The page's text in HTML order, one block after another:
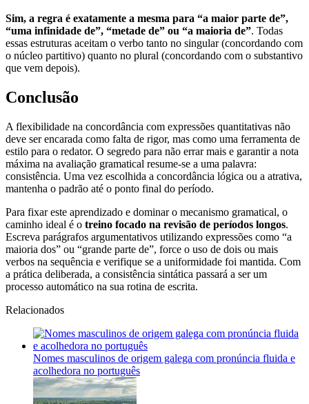
Sim, a regra é exatamente a mesma para “a maior parte de”,
“uma infinidade de”, “metade de” ou “a maioria de”. Todas
essas estruturas aceitam o verbo tanto no singular (concordando com
o núcleo partitivo) quanto no plural (concordando com o substantivo
que vem depois).
Conclusão
A flexibilidade na concordância com expressões quantitativas não
deve ser encarada como falta de rigor, mas como uma ferramenta de
estilo para o redator. O segredo para não errar mais e garantir a nota
máxima na avaliação gramatical resume-se a uma palavra:
consistência. Uma vez escolhida a concordância lógica ou a atrativa,
mantenha o padrão até o ponto final do período.
Para fixar este aprendizado e dominar o mecanismo gramatical, o
caminho ideal é o treino focado na revisão de períodos longos.
Escreva parágrafos argumentativos utilizando expressões como “a
maioria dos” ou “grande parte de”, force o uso de dois ou mais
verbos na sequência e verifique se a uniformidade foi mantida. Com
a prática deliberada, a consistência sintática passará a ser um
processo automático na sua rotina de escrita.
Relacionados
Nomes masculinos de origem galega com pronúncia fluida e
acolhedora no português